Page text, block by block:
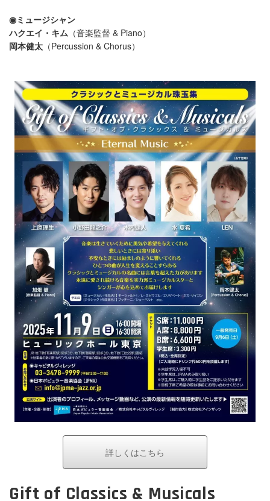
◉ミュージシャン
ハクエイ・キム （音楽監督 & Piano）
岡本健太 （Percussion & Chorus）
詳しくはこちら
Gift of Classics & Musicals